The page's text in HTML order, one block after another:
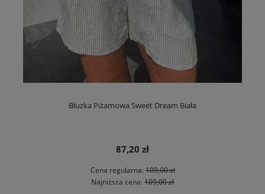
Bluzka Piżamowa Sweet Dream Biała
87,20 zł
Cena regularna:109,00 zł
Najniższa cena: 109,00 zł